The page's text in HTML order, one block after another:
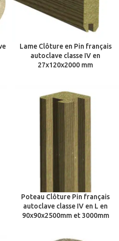
Lame Clôture en Pin français
autoclave classe IV en
27x120x2000 mm
Poteau Clôture Pin français
autoclave classe IV en L en
90x90x2500mm et 3000mm